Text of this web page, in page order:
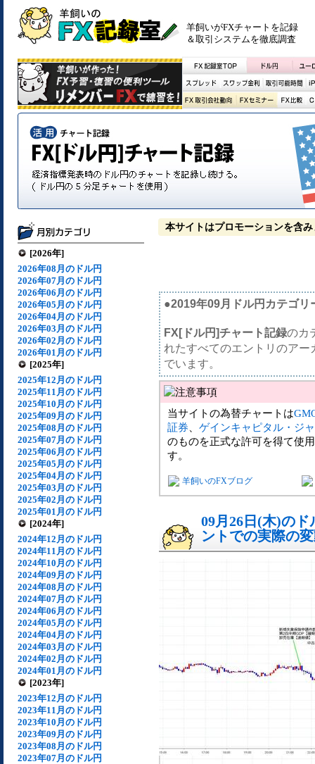
羊飼いがFXチャートを記録
＆取引システムを徹底調査
[2026年]
2026年08月のドル円
2026年07月のドル円
2026年06月のドル円
2026年05月のドル円
2026年04月のドル円
2026年03月のドル円
2026年02月のドル円
2026年01月のドル円
[2025年]
2025年12月のドル円
2025年11月のドル円
2025年10月のドル円
2025年09月のドル円
2025年08月のドル円
2025年07月のドル円
2025年06月のドル円
2025年05月のドル円
2025年04月のドル円
2025年03月のドル円
2025年02月のドル円
2025年01月のドル円
[2024年]
2024年12月のドル円
2024年11月のドル円
2024年10月のドル円
2024年09月のドル円
2024年08月のドル円
2024年07月のドル円
2024年06月のドル円
2024年05月のドル円
2024年04月のドル円
2024年03月のドル円
2024年02月のドル円
2024年01月のドル円
[2023年]
2023年12月のドル円
2023年11月のドル円
2023年10月のドル円
2023年09月のドル円
2023年08月のドル円
2023年07月のドル円
本サイトはプロモーションを含み
●2019年09月ドル円カテゴリ
FX[ドル円]チャート記録のカ
れたすべてのエントリのア
でいます。
当サイトの為替チャートは
証券
ゲインキャピタル・ジ
のものを正式な許可を得て使
す。
羊飼いのFXブログ
09月26日(木)の
ントでの実際の